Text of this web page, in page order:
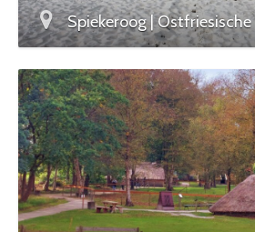
Spiekeroog | Ostfriesische